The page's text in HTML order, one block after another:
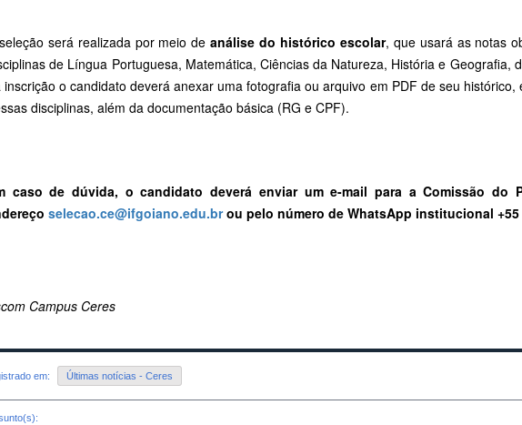
será realizada por meio deanálise do histórico escolar, que usará as notas
de Língua Portuguesa, Matemática, Ciências da Natureza, História e Geografia,
inscrição o candidato deverá anexar uma fotografia ou arquivo em PDF de seu
disciplinas, além da documentação básica (RG e CPF).
caso de dúvida, o candidato deverá enviar um e-mail para a Comissão do
selecao.ce@ifgoiano.edu.brou pelo número de WhatsApp institucional +55
Campus Ceres
em: Últimas notícias - Ceres